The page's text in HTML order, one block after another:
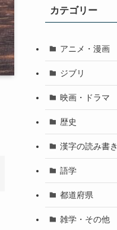
カテゴリー
アニメ・漫画
ジブリ
映画・ドラマ
歴史
漢字の読み書き
語学
都道府県
雑学・その他